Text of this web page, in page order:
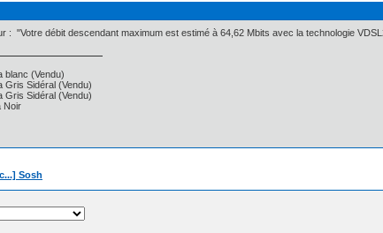
: "Votre débit descendant maximum est estimé à 64,62 Mbits avec la technologie
blanc (Vendu)
Gris Sidéral (Vendu)
Gris Sidéral (Vendu)
Noir
Sosh